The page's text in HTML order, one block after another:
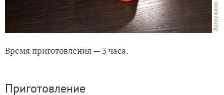
Время приготовления — 3 часа.
Приготовление